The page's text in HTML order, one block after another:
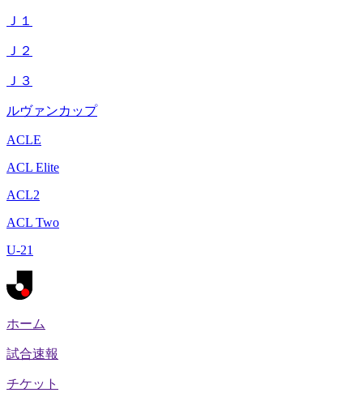
Ｊ１
Ｊ２
Ｊ３
ルヴァンカップ
ACLE
ACL Elite
ACL2
ACL Two
U-21
ホーム
試合速報
チケット